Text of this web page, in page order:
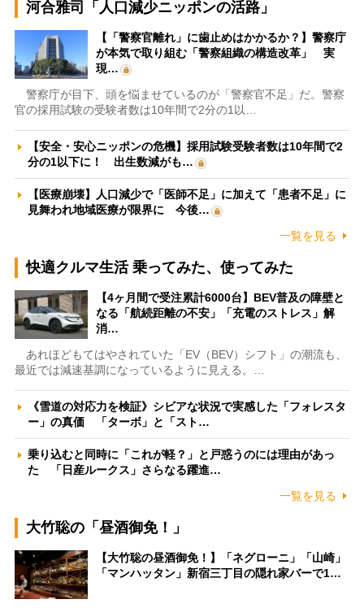
河合雅司「人口減少ニッポンの活路」
【「警察官離れ」に歯止めはかかるか？】警察庁
が本気で取り組む「警察組織の構造改革」 実
現…
警察庁が目下、頭を悩ませているのが「警察官不足」だ。警察
官の採用試験の受験者数は10年間で2分の1以…
【安全・安心ニッポンの危機】採用試験受験者数は10年間で2
分の1以下に！ 出生数減がも…
【医療崩壊】人口減少で「医師不足」に加えて「患者不足」に
見舞われ地域医療が限界に 今後…
一覧を見る
快適クルマ生活 乗ってみた、使ってみた
【4ヶ月間で受注累計6000台】BEV普及の障壁と
なる「航続距離の不安」「充電のストレス」解
消…
あれほどもてはやされていた「EV（BEV）シフト」の潮流も、
最近では減速基調になっているように見える。…
《雪道の対応力を検証》シビアな状況で実感した「フォレスタ
ー」の真価 「ターボ」と「スト…
乗り込むと同時に「これが軽？」と戸惑うのには理由があっ
た 「日産ルークス」さらなる躍進…
一覧を見る
大竹聡の「昼酒御免！」
【大竹聡の昼酒御免！】「ネグローニ」「山崎」
「マンハッタン」新宿三丁目の隠れ家バーで1…